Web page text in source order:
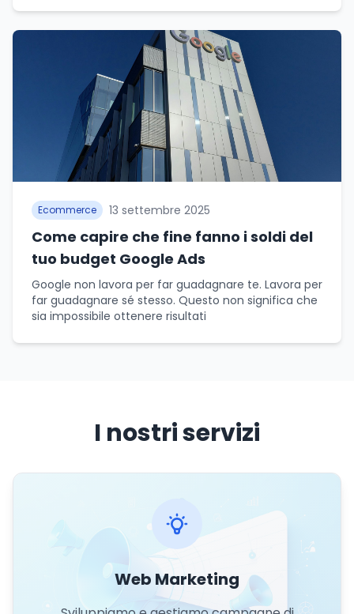
Ecommerce 13 settembre 2025
Come capire che fine fanno i soldi del
tuo budget Google Ads
Google non lavora per far guadagnare te. Lavora per
far guadagnare sé stesso. Questo non significa che
sia impossibile ottenere risultati
I nostri servizi
Web Marketing